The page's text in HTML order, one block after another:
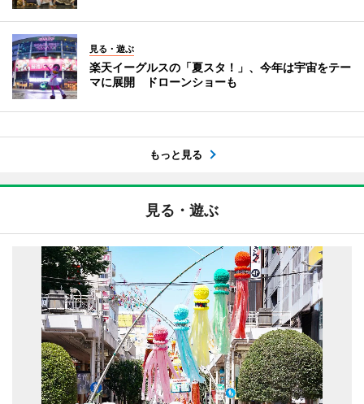
見る・遊ぶ
楽天イーグルスの「夏スタ！」、今年は宇宙をテー
マに展開 ドローンショーも
もっと見る
見る・遊ぶ